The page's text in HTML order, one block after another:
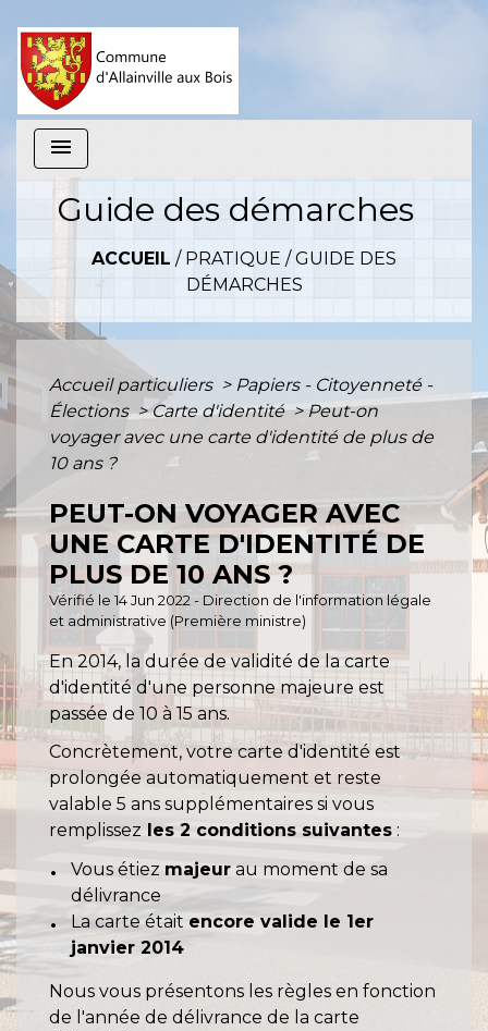
menu
Guide des démarches
ACCUEIL / PRATIQUE /GUIDE DES
DÉMARCHES
Accueil particuliers > Papiers - Citoyenneté -
Élections> Carte d'identité> Peut-on
voyager avec une carte d'identité de plus de
10 ans ?
PEUT-ON VOYAGER AVEC
UNE CARTE D'IDENTITÉ DE
PLUS DE 10 ANS ?
Vérifié le 14 Jun 2022 - Direction de l'information légale
et administrative (Première ministre)
En 2014, la durée de validité de la carte
d'identité d'une personne majeure est
passée de 10 à 15 ans.
Concrètement, votre carte d'identité est
prolongée automatiquement et reste
valable 5 ans supplémentaires si vous
remplissez les 2 conditions suivantes :
Vous étiez majeur au moment de sa
délivrance
La carte était encore valide le 1er
janvier 2014
Nous vous présentons les règles en fonction
de l'année de délivrance de la carte